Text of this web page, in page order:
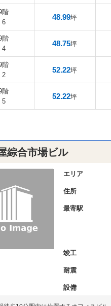
階
6
48.99坪
階
4
48.75坪
階
2
52.22坪
階
5
52.22坪
綜合市場ビル
エリア
住所
最寄駅
竣工
耐震
設備